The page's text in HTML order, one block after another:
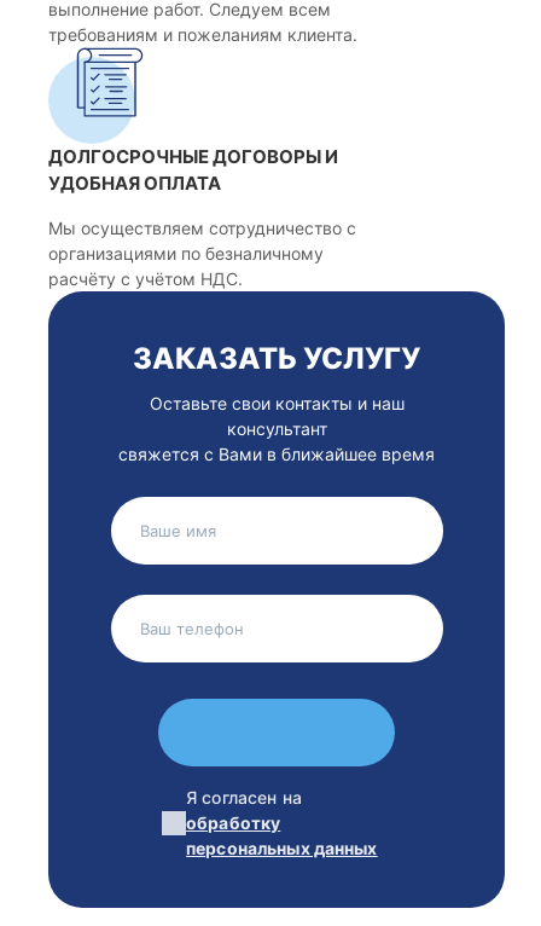
выполнение работ. Следуем всем
требованиям и пожеланиям клиента.
ДОЛГОСРОЧНЫЕ ДОГОВОРЫ И
УДОБНАЯ ОПЛАТА
Мы осуществляем сотрудничество с
организациями по безналичному
расчёту с учётом НДС.
ЗАКАЗАТЬ УСЛУГУ
Оставьте свои контакты и наш
консультант
свяжется с Вами в ближайшее время
Я согласен на
обработку
персональных данных